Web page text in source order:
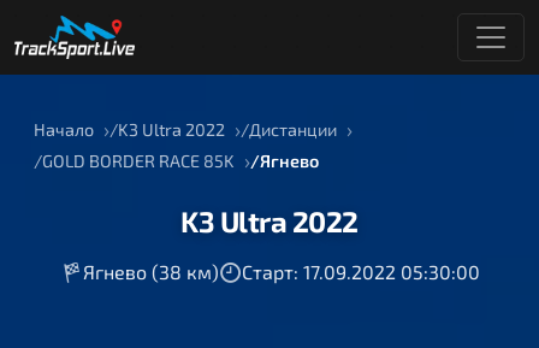
Начало K3 Ultra 2022
Дистанции
GOLD BORDER RACE 85K
Ягнево
K3 Ultra 2022
Ягнево (38 км) Старт: 17.09.2022 05:30:00